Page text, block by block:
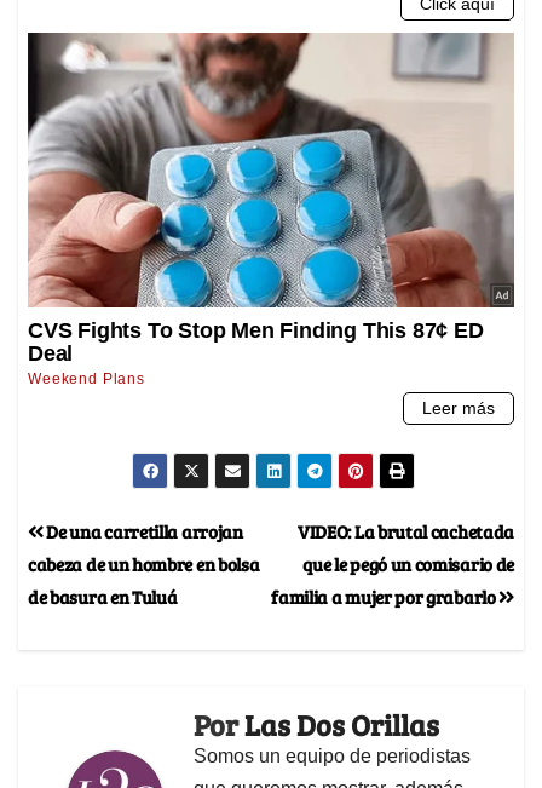
VIDEO: La brutal cachetada
que le pegó un comisario de
familia a mujer por grabarlo
De una carretilla arrojan
cabeza de un hombre en bolsa
de basura en Tuluá
PorLas Dos Orillas
Somos un equipo de periodistas